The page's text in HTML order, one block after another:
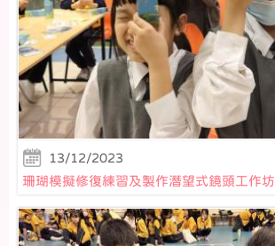
13/12/2023
珊瑚模擬修復練習及製作潛望式鏡頭工作坊